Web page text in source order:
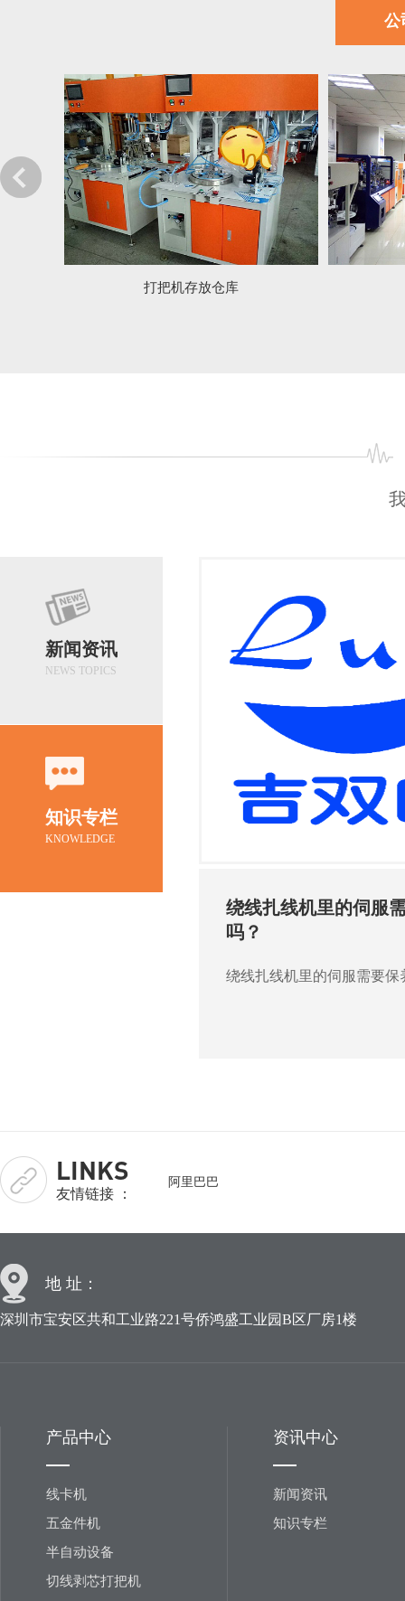
公
打把机存放仓库
新闻资讯
NEWS TOPICS
知识专栏
KNOWLEDGE
线机该怎么维护呢？
绕线扎线机里的伺服
吗？
绕线扎线机里的伺服需要保
LINKS
友情链接 ：
阿里巴巴
地 址：
深圳市宝安区共和工业路221号侨鸿盛工业园B区厂房1楼
产品中心
线卡机
五金件机
半自动设备
切线剥芯打把机
资讯中心
新闻资讯
知识专栏